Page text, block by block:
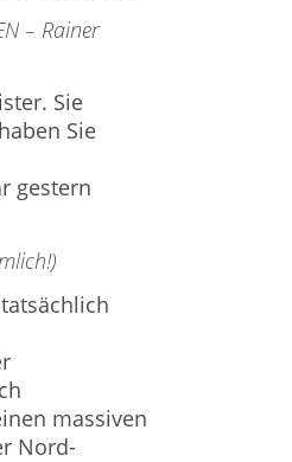
– Rainer
Sie
Sie
gestern
massiven
Nord-